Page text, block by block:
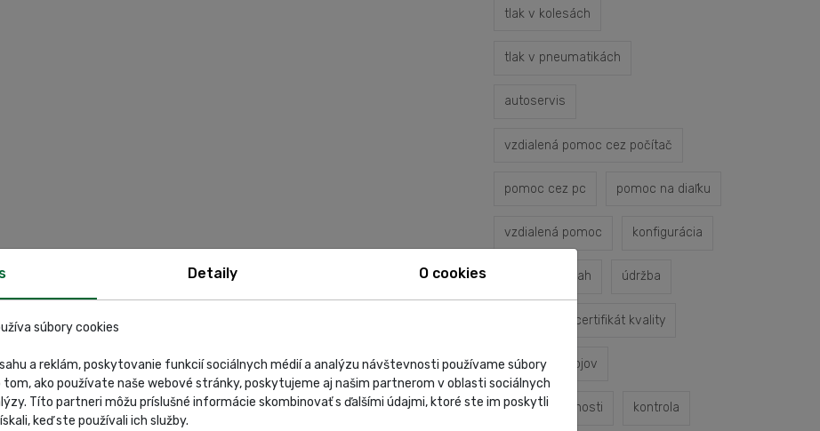
tlak v kolesách
tlak v pneumatikách
autoservis
vzdialená pomoc cez počítač
pomoc cez pc pomoc na diaľku
vzdialená pomoc konfigurácia
servisný zásah údržba
certifikát kvality
servis prístrojov
profil spoločnosti kontrola
Detaily O cookies
súbory cookies
a reklám, poskytovanie funkcií sociálnych médií a analýzu návštevnosti používame súbory
ako používate naše webové stránky, poskytujeme aj našim partnerom v oblasti sociálnych
Títo partneri môžu príslušné informácie skombinovať s ďalšími údajmi, ktoré ste im poskytli
keď ste používali ich služby.